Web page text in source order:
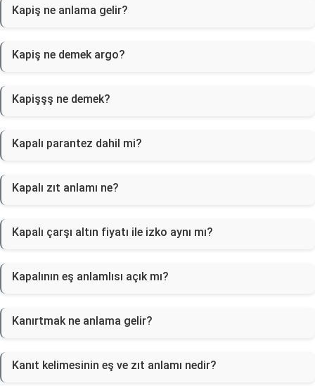
Kapiş ne anlama gelir?
Kapiş ne demek argo?
Kapişşş ne demek?
Kapalı parantez dahil mi?
Kapalı zıt anlamı ne?
Kapalı çarşı altın fiyatı ile izko aynı mı?
Kapalının eş anlamlısı açık mı?
Kanırtmak ne anlama gelir?
Kanıt kelimesinin eş ve zıt anlamı nedir?